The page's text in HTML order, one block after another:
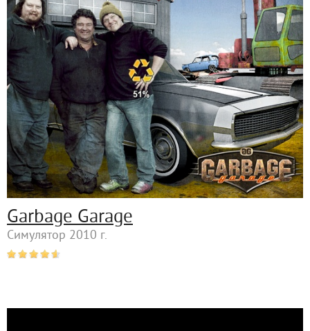
Garbage Garage
Симулятор 2010 г.